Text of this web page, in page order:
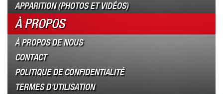
APPARITION (PHOTOS ET VIDÉOS)
À PROPOS
À PROPOS DE NOUS
CONTACT
POLITIQUE DE CONFIDENTIALITÉ
TERMES D’UTILISATION